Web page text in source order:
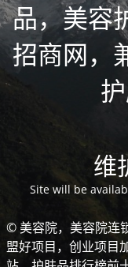
品，美容
招商网，
维
Site will be
© 美容院，美容院连
盟好项目，创业项目